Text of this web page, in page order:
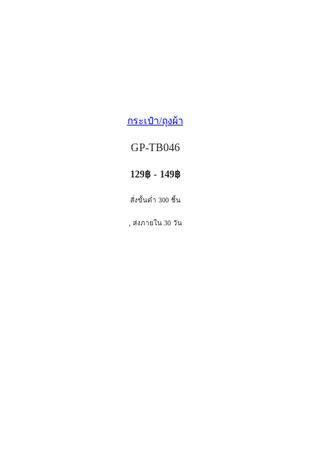
กระเป๋า/ถุงผ้า
GP-TB046
129฿ - 149฿
สั่งขั้นต่ำ 300 ชิ้น
, ส่งภายใน 30 วัน